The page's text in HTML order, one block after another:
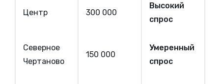
Центр 300 000
Высокий
спрос
Северное
Чертаново
150 000
Умеренный
спрос